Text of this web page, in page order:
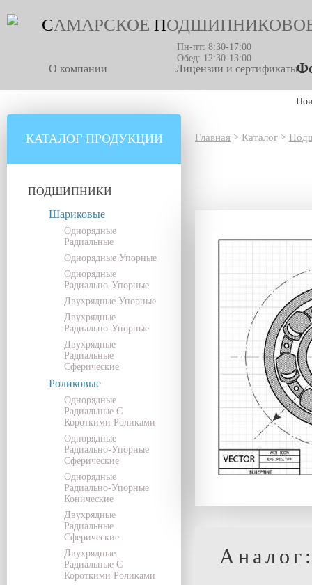
САМАРСКОЕ П
Пн-пт: 8:30-17:00
Обед: 12:30-13:00
О компании Лицензии и сертификаты
КАТАЛОГ ПРОДУКЦИИ
ПОДШИПНИКИ
Шариковые
Однорядные
Радиальные
Однорядные Упорные
Однорядные
Радиально-Упорные
Двухрядные Упорные
Двухрядные
Радиально-Упорные
Двухрядные
Радиальные
Сферические
Роликовые
Однорядные
Радиальные С
Короткими Роликами
Однорядные
Радиально-Упорные
Сферические
Однорядные
Радиально-Упорные
Конические
Двухрядные
Радиальные
Сферические
Двухрядные
Радиальные С
Короткими Роликами
Главная > Каталог >